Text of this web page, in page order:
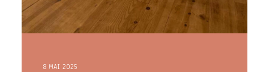
8 MAI 2025